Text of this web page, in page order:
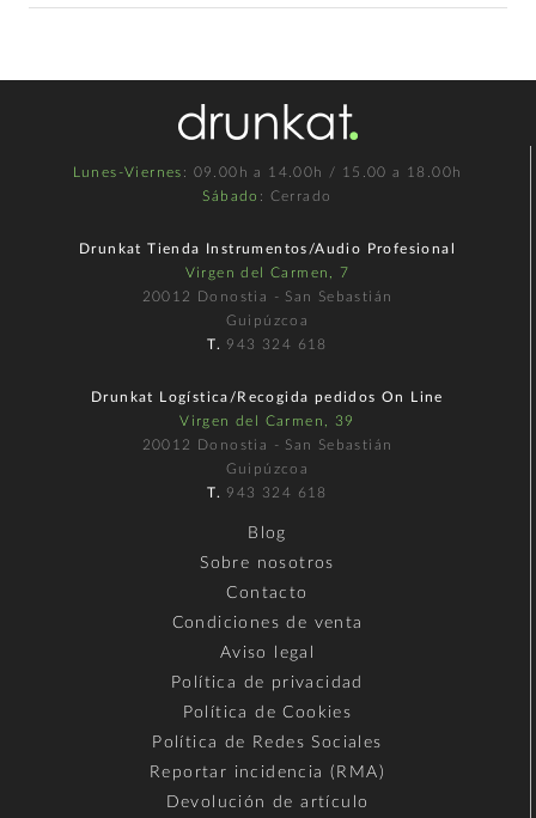
Lunes-Viernes : 09.00h a 14.00h / 15.00 a 18.00h
Sábado : Cerrado
Drunkat Tienda Instrumentos/Audio Profesional
Virgen del Carmen, 7
20012 Donostia - San Sebastián
Guipúzcoa
T. 943 324 618
Drunkat Logística/Recogida pedidos On Line
Virgen del Carmen, 39
20012 Donostia - San Sebastián
Guipúzcoa
T. 943 324 618
Blog
Sobre nosotros
Contacto
Condiciones de venta
Aviso legal
Política de privacidad
Política de Cookies
Política de Redes Sociales
Reportar incidencia (RMA)
Devolución de artículo